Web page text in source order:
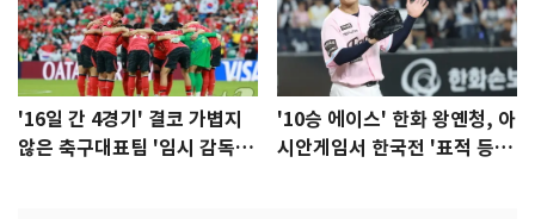
'16일 간 4경기' 결코 가볍지
않은 축구대표팀 '임시 감독'
'10승 에이스' 한화 왕옌청, 아
시안게임서 한국전 '표적 등